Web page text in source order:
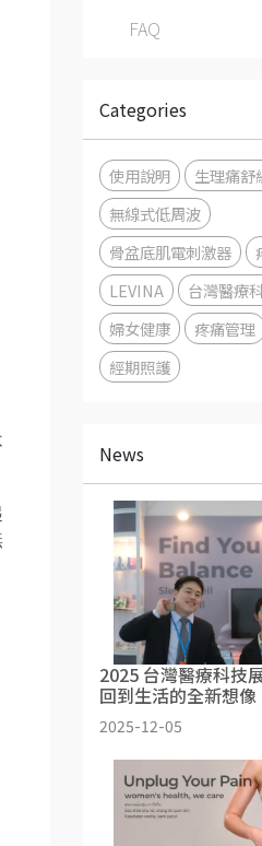
FAQ
Categories
使用說明
生理痛舒
無線式低周波
骨盆底肌電刺激器
LEVINA
台灣醫療
婦女健康
疼痛管理
經期照護
News
2025 台灣醫療科技
回到生活的全新想像
2025-12-05